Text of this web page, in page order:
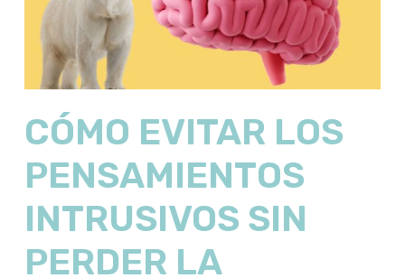
CÓMO EVITAR LOS
PENSAMIENTOS
INTRUSIVOS SIN
PERDER LA